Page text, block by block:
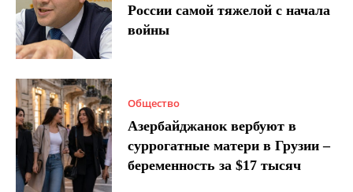
России самой тяжелой с начала
войны
Общество
Азербайджанок вербуют в
суррогатные матери в Грузии –
беременность за $17 тысяч